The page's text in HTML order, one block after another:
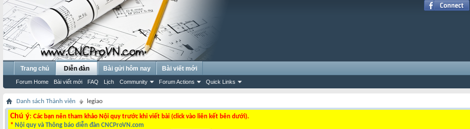
Trang chủ Diễn đàn
Forum Home Bài viết mới FAQ Lịch Community Forum Actions Quick Links
Bài gửi hôm nay Bài viết mới
Danh sách Thành viên legiao
Chú ý: Các bạn nên tham khảo Nội quy trước khi viết bài (click vào liên kết bên dưới).
* Nội quy và Thông báo diễn đàn CNCProVN.com